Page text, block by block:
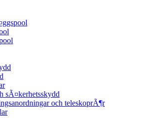
sÃ¤kerhetsskydd
och teleskoprÃ¶r